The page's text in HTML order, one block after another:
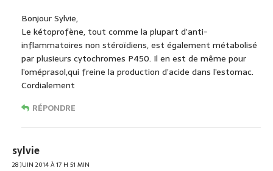
Bonjour Sylvie,
Le kétoprofène, tout comme la plupart d’anti-
inflammatoires non stéroïdiens, est également métabolisé
par plusieurs cytochromes P450. Il en est de même pour
l’oméprasol,qui freine la production d’acide dans l’estomac.
Cordialement
RÉPONDRE
sylvie
28 JUIN 2014 À 17 H 51 MIN